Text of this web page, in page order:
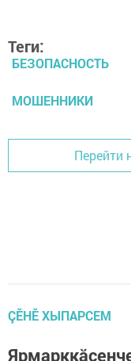
Теги:
БЕЗОПАСНОСТЬ
МОШЕННИКИ
Перейти
ÇӖНӖ ХЫПАРСЕМ